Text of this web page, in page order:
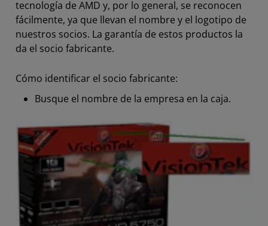
tecnología de AMD y, por lo general, se reconocen
fácilmente, ya que llevan el nombre y el logotipo de
nuestros socios. La garantía de estos productos la
da el socio fabricante.
Cómo identificar el socio fabricante:
Busque el nombre de la empresa en la caja.